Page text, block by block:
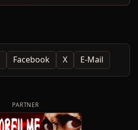
Facebook X E-Mail
PARTNER